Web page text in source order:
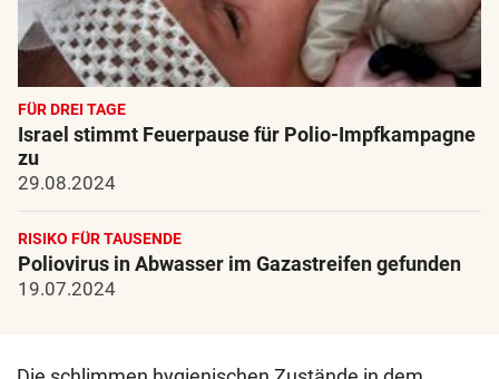
FÜR DREI TAGE
Israel stimmt Feuerpause für Polio-Impfkampagne
zu
29.08.2024
RISIKO FÜR TAUSENDE
Poliovirus in Abwasser im Gazastreifen gefunden
19.07.2024